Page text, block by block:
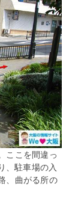
ここを間違っ
、駐車場の入
、曲がる所の